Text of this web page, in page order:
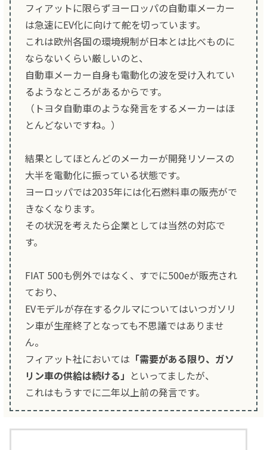
フィアットに限らずヨーロッパの自動車メーカー
は急速にEV化に向けて舵を切っています。
これは欧州各国の環境規制が日本とは比べものに
ならないくらい厳しいのと、
自動車メーカー自身も電動化の波を受け入れてい
るようなところがあるからです。
（トヨタ自動車のような発言をするメーカーはほ
とんどないですね。）
結果としてほとんどのメーカーが開発リソースの
大半を電動化に振っている状態です。
ヨーロッパでは2035年には化石燃料車の販売がで
きなくなります。
その状況を考えたら企業としては当然の対応で
す。
FIAT 500も例外ではなく、すでに500eが販売され
ており、
EVモデルが存在するクルマについてはいつガソリ
ン車が生産終了となっても不思議ではありませ
ん。
フィアット社においては 「需要がある限り、ガソ
リン車の供給は続ける」 といってましたが、
これはもうすでに二年以上前の発言です。